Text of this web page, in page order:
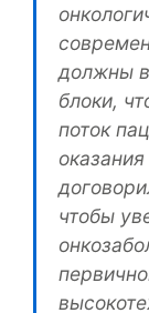
должны
блоки,
поток
чтобы